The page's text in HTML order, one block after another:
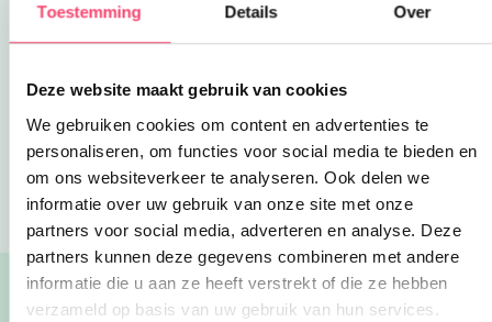
Toestemming Details Over
Deze website maakt gebruik van cookies
We gebruiken cookies om content en advertenties te
personaliseren, om functies voor social media te bieden en
om ons websiteverkeer te analyseren. Ook delen we
informatie over uw gebruik van onze site met onze
partners voor social media, adverteren en analyse. Deze
partners kunnen deze gegevens combineren met andere
informatie die u aan ze heeft verstrekt of die ze hebben
verzameld op basis van uw gebruik van hun services.
trampoline en een klim/glij toestel in
piratenthema!
Deel via WhatsApp
Blogs Gratis springkussens
Lees ook: